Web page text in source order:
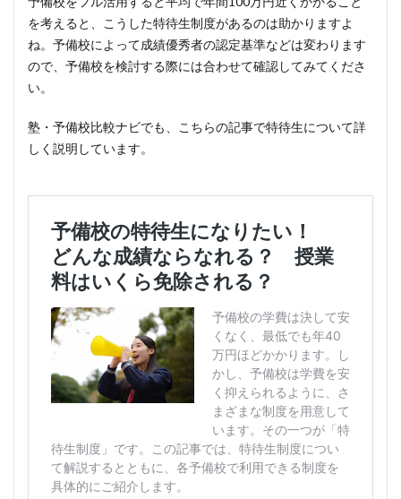
を考えると、こうした特待生制度があるのは助かりますよ
ね。予備校によって成績優秀者の認定基準などは変わります
ので、予備校を検討する際には合わせて確認してみてくださ
い。
塾・予備校比較ナビでも、こちらの記事で特待生について詳
しく説明しています。